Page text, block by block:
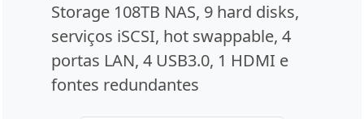
Storage 108TB NAS, 9 hard disks,
serviços iSCSI, hot swappable, 4
portas LAN, 4 USB3.0, 1 HDMI e
fontes redundantes